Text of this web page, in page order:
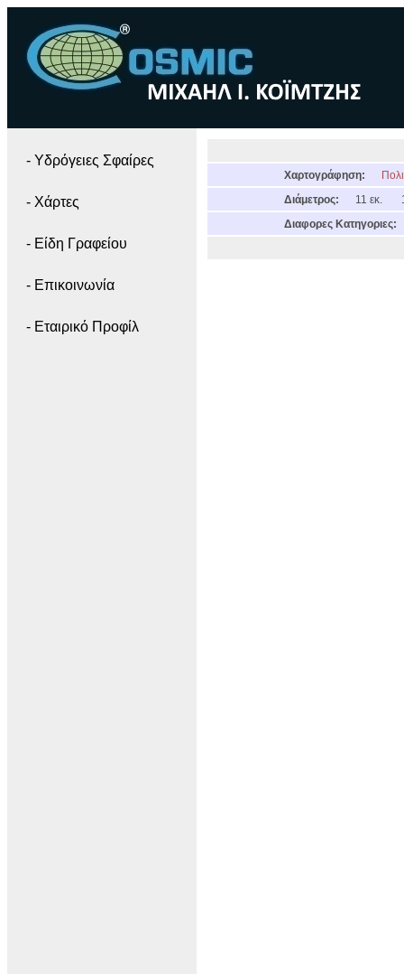
- Yδρόγειες Σφαίρες
- Χάρτες
- Είδη Γραφείου
- Επικοινωνία
- Εταιρικό Προφίλ
Χαρτογράφηση:
Διάμετρος:
11 εκ.
Διαφορες Κατηγοριες: